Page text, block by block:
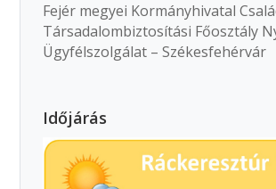
Fejér megyei Kormányhivatal
Társadalombiztosítási Főosztály
Ügyfélszolgálat – Székesfehérvár
Időjárás